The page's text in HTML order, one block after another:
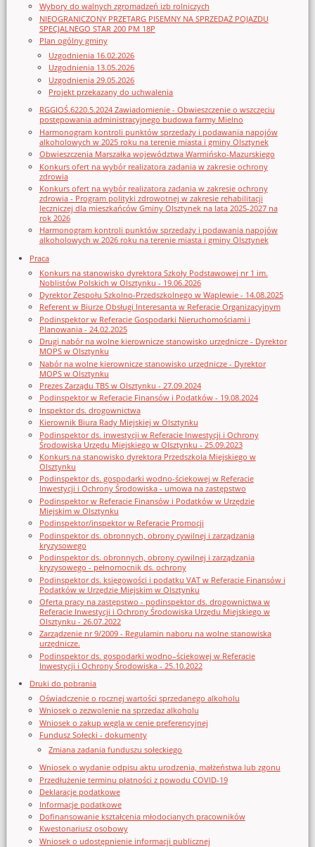
Wybory do walnych zgromadzeń izb rolniczych
NIEOGRANICZONY PRZETARG PISEMNY NA SPRZEDAŻ POJAZDU
SPECJALNEGO STAR 200 PM 18P
Plan ogólny gminy
Uzgodnienia 16.02.2026
Uzgodnienia 13.05.2026
Uzgodnienia 29.05.2026
Projekt przekazany do uchwalenia
RGGIOŚ.6220.5.2024 Zawiadomienie - Obwieszczenie o wszczęciu
postępowania administracyjnego budowa farmy Mielno
Harmonogram kontroli punktów sprzedaży i podawania napojów
alkoholowych w 2025 roku na terenie miasta i gminy Olsztynek
Obwieszczenia Marszałka województwa Warmińsko-Mazurskiego
Konkurs ofert na wybór realizatora zadania w zakresie ochrony
zdrowia
Konkurs ofert na wybór realizatora zadania w zakresie ochrony
zdrowia - Program polityki zdrowotnej w zakresie rehabilitacji
leczniczej dla mieszkańców Gminy Olsztynek na lata 2025-2027 na
rok 2026
Harmonogram kontroli punktów sprzedaży i podawania napojów
alkoholowych w 2026 roku na terenie miasta i gminy Olsztynek
Praca
Konkurs na stanowisko dyrektora Szkoły Podstawowej nr 1 im.
Noblistów Polskich w Olsztynku - 19.06.2026
Dyrektor Zespołu Szkolno-Przedszkolnego w Waplewie - 14.08.2025
Referent w Biurze Obsługi Interesanta w Referacie Organizacyjnym
Podinspektor w Referacie Gospodarki Nieruchomościami i
Planowania - 24.02.2025
Drugi nabór na wolne kierownicze stanowisko urzędnicze - Dyrektor
MOPS w Olsztynku
Nabór na wolne kierownicze stanowisko urzędnicze - Dyrektor
MOPS w Olsztynku
Prezes Zarządu TBS w Olsztynku - 27.09.2024
Podinspektor w Referacie Finansów i Podatków - 19.08.2024
Inspektor ds. drogownictwa
Kierownik Biura Rady Miejskiej w Olsztynku
Podinspektor ds. inwestycji w Referacie Inwestycji i Ochrony
Środowiska Urzędu Miejskiego w Olsztynku - 25.09.2023
Konkurs na stanowisko dyrektora Przedszkola Miejskiego w
Olsztynku
Podinspektor ds. gospodarki wodno-ściekowej w Referacie
Inwestycji i Ochrony Środowiska - umowa na zastępstwo
Podinspektor w Referacie Finansów i Podatków w Urzędzie
Miejskim w Olsztynku
Podinspektor/inspektor w Referacie Promocji
Podinspektor ds. obronnych, obrony cywilnej i zarządzania
kryzysowego
Podinspektor ds. obronnych, obrony cywilnej i zarządzania
kryzysowego - pełnomocnik ds. ochrony
Podinspektor ds. księgowości i podatku VAT w Referacie Finansów i
Podatków w Urzędzie Miejskim w Olsztynku
Oferta pracy na zastępstwo - podinspektor ds. drogownictwa w
Referacie Inwestycji i Ochrony Środowiska Urzędu Miejskiego w
Olsztynku - 26.07.2022
Zarządzenie nr 9/2009 - Regulamin naboru na wolne stanowiska
urzędnicze.
Podinspektor ds. gospodarki wodno–ściekowej w Referacie
Inwestycji i Ochrony Środowiska - 25.10.2022
Druki do pobrania
Oświadczenie o rocznej wartości sprzedanego alkoholu
Wniosek o zezwolenie na sprzedaz alkoholu
Wniosek o zakup węgla w cenie preferencyjnej
Fundusz Sołecki - dokumenty
Zmiana zadania funduszu sołeckiego
Wniosek o wydanie odpisu aktu urodzenia, małżeństwa lub zgonu
Przedłużenie terminu płatności z powodu COVID-19
Deklaracje podatkowe
Informacje podatkowe
Dofinansowanie kształcenia młodocianych pracowników
Kwestonariusz osobowy
Wniosek o udostępnienie informacji publicznej